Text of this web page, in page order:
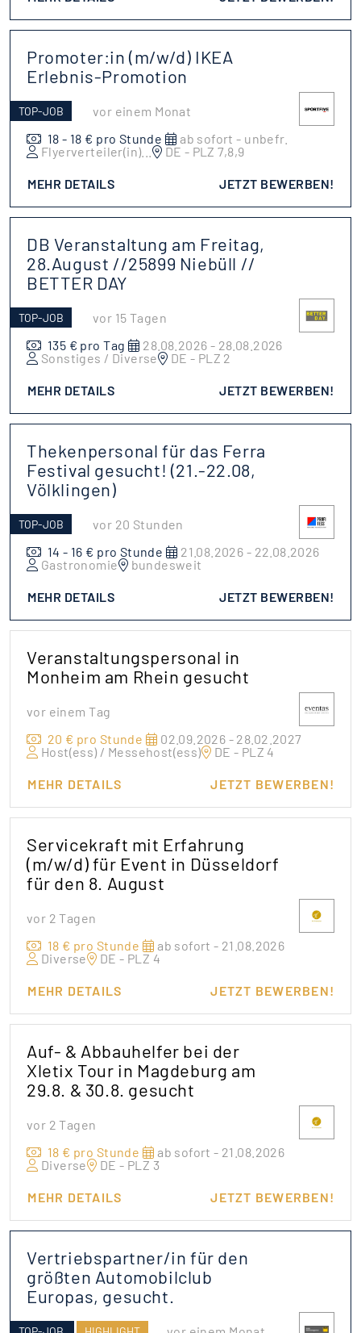
Promoter:in (m/w/d) IKEA
Erlebnis-Promotion
TOP-JOB
vor einem Monat
18 - 18 € pro Stunde
ab sofort - unbefr.
Flyerverteiler(in)
DE - PLZ 7,8,9
MEHR DETAILS JETZT BEWERBEN!
DB Veranstaltung am Freitag,
28.August //25899 Niebüll //
BETTER DAY
TOP-JOB
vor 15 Tagen
135 € pro Tag
28.08.2026 - 28.08.2026
Sonstiges / Diverse
DE - PLZ 2
MEHR DETAILS JETZT BEWERBEN!
Thekenpersonal für das Ferra
Festival gesucht! (21.-22.08,
Völklingen)
TOP-JOB
vor 20 Stunden
14 - 16 € pro Stunde
21.08.2026 - 22.08.2026
Gastronomie
bundesweit
MEHR DETAILS JETZT BEWERBEN!
Veranstaltungspersonal in
Monheim am Rhein gesucht
vor einem Tag
20 € pro Stunde
02.09.2026 - 28.02.2027
Host(ess) / Messehost(ess)
DE - PLZ 4
MEHR DETAILS JETZT BEWERBEN!
Servicekraft mit Erfahrung
(m/w/d) für Event in Düsseldorf
für den 8. August
vor 2 Tagen
18 € pro Stunde
ab sofort - 21.08.2026
Diverse
DE - PLZ 4
MEHR DETAILS JETZT BEWERBEN!
Auf- & Abbauhelfer bei der
Xletix Tour in Magdeburg am
29.8. & 30.8. gesucht
vor 2 Tagen
18 € pro Stunde
ab sofort - 21.08.2026
Diverse
DE - PLZ 3
MEHR DETAILS JETZT BEWERBEN!
Vertriebspartner/in für den
größten Automobilclub
Europas, gesucht.